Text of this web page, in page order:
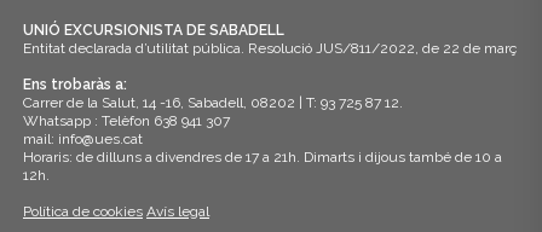
UNIÓ EXCURSIONISTA DE SABADELL
Entitat declarada d’utilitat pública. Resolució JUS/811/2022, de 22 de març
Ens trobaràs a:
Carrer de la Salut, 14 -16, Sabadell, 08202 | T: 93 725 87 12.
Whatsapp : Telèfon 638 941 307
mail: info@ues.cat
Horaris: de dilluns a divendres de 17 a 21h. Dimarts i dijous també de 10 a
12h.
Política de cookies Avís legal